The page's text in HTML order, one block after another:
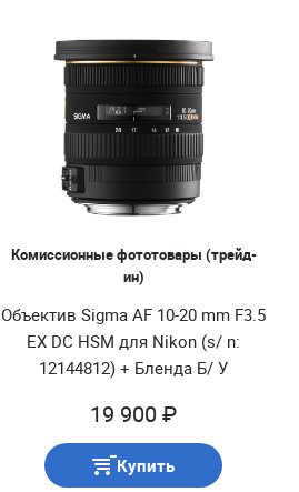
Комиссионные фототовары (трейд-
ин)
Объектив Sigma AF 10-20 mm F3.5
EX DC HSM для Nikon (s/ n:
12144812) + Бленда Б/ У
19 900 ₽
Купить